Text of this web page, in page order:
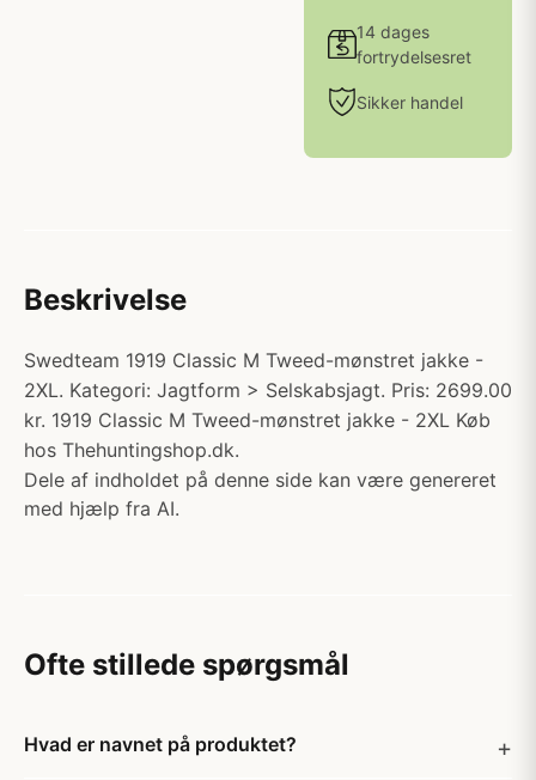
14 dages
fortrydelsesret
Sikker handel
Beskrivelse
Swedteam 1919 Classic M Tweed-mønstret jakke -
2XL. Kategori: Jagtform > Selskabsjagt. Pris: 2699.00
kr. 1919 Classic M Tweed-mønstret jakke - 2XL Køb
hos Thehuntingshop.dk.
Dele af indholdet på denne side kan være genereret
med hjælp fra AI.
Ofte stillede spørgsmål
Hvad er navnet på produktet?